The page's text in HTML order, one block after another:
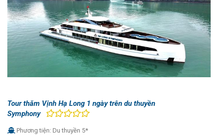
Tour thăm Vịnh Hạ Long 1 ngày trên du thuyền
Symphony
Phương tiện: Du thuyền 5*